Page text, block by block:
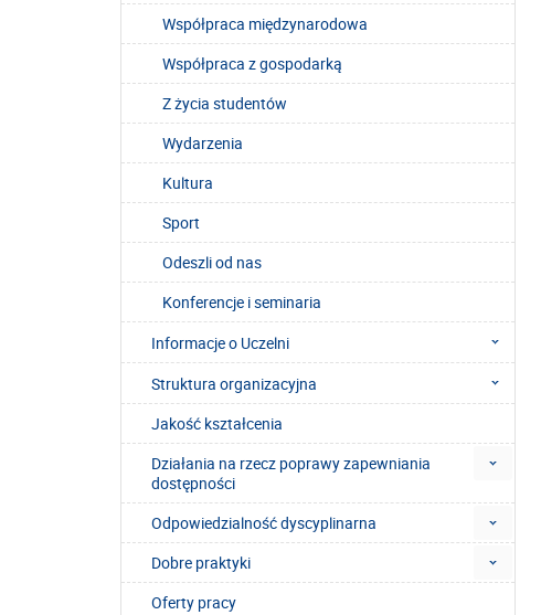
Współpraca międzynarodowa
Współpraca z gospodarką
Z życia studentów
Wydarzenia
Kultura
Sport
Odeszli od nas
Konferencje i seminaria
Informacje o Uczelni
Struktura organizacyjna
Jakość kształcenia
Działania na rzecz poprawy zapewniania
dostępności
Odpowiedzialność dyscyplinarna
Dobre praktyki
Oferty pracy